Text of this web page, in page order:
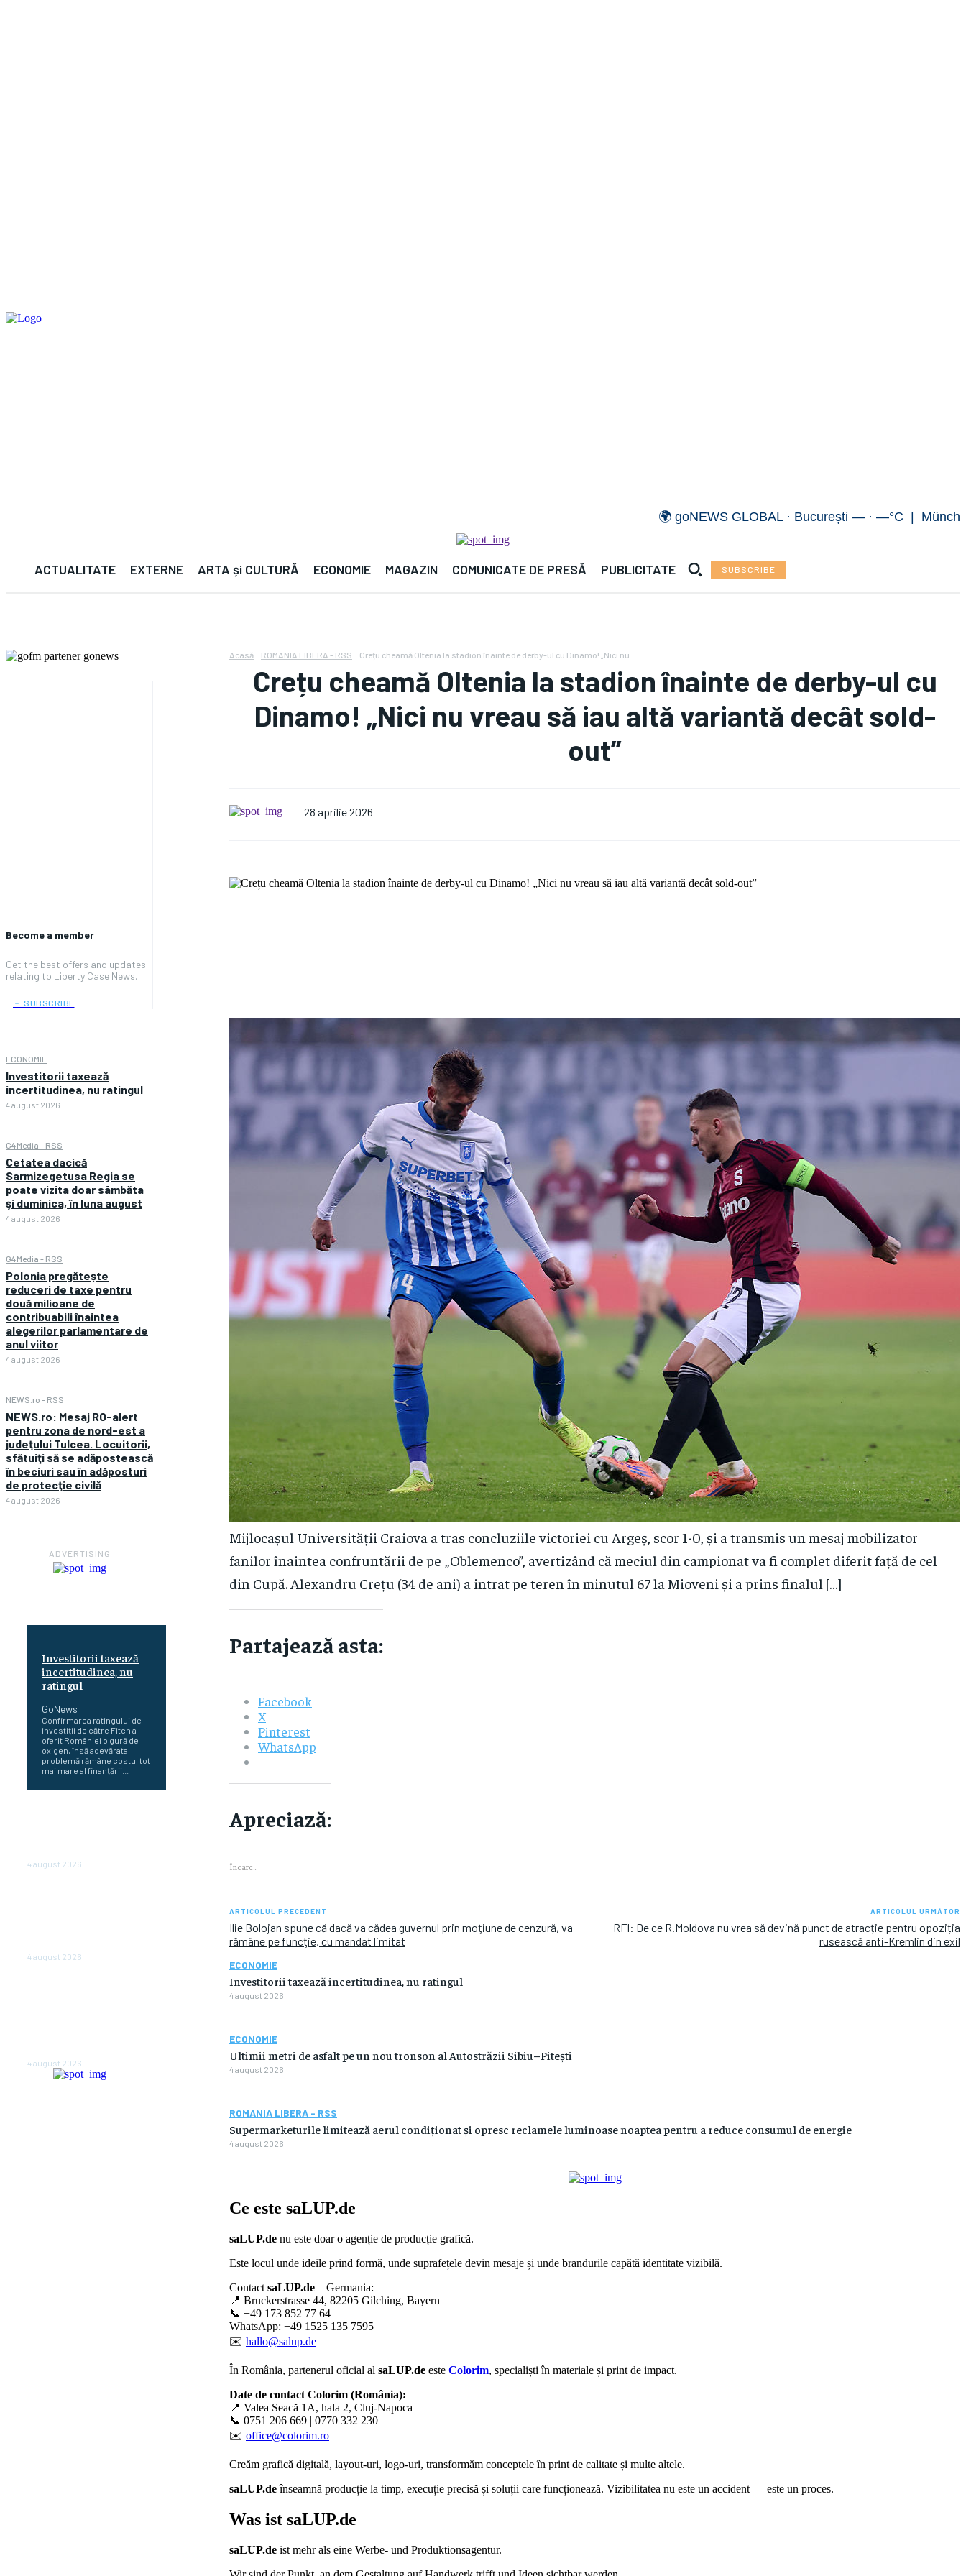
🌍 goNEWS GLOBAL · București — · —°C |
ACTUALITATE EXTERNE ARTA și CULTURĂ ECONOMIE MAGAZIN COMUNICATE DE PRESĂ PUBLICITATE SUBSCRIBE
Become a member
Get the best offers and updates
relating to Liberty Case News.
﹢ SUBSCRIBE
ECONOMIE
Investitorii taxează
incertitudinea, nu ratingul
4 august 2026
G4Media - RSS
Cetatea dacică
Sarmizegetusa Regia se
poate vizita doar sâmbăta
şi duminica, în luna august
4 august 2026
G4Media - RSS
Polonia pregătește
reduceri de taxe pentru
două milioane de
contribuabili înaintea
alegerilor parlamentare de
anul viitor
4 august 2026
NEWS.ro - RSS
NEWS.ro: Mesaj RO-alert
pentru zona de nord-est a
judeţului Tulcea. Locuitorii,
sfătuiţi să se adăpostească
în beciuri sau în adăposturi
de protecţie civilă
4 august 2026
― ADVERTISING ―
Investitorii taxează
incertitudinea, nu
ratingul
GoNews
Confirmarea ratingului de
investiții de către Fitch a
oferit României o gură de
oxigen, însă adevărata
problemă rămâne costul tot
mai mare al finanțării...
4 august 2026
4 august 2026
4 august 2026
Acasă ROMANIA LIBERA - RSS Crețu cheamă Oltenia la stadion înainte de derby-ul cu Dinamo! „Nici nu...
Crețu cheamă Oltenia la stadion înainte de derby-ul cu
Dinamo! „Nici nu vreau să iau altă variantă decât sold-
out”
28 aprilie 2026
Mijlocașul Universității Craiova a tras concluziile victoriei cu Argeș, scor 1-0, și a transmis un mesaj mobilizator
fanilor înaintea confruntării de pe „Oblemenco”, avertizând că meciul din campionat va fi complet diferit față de cel
din Cupă. Alexandru Crețu (34 de ani) a intrat pe teren în minutul 67 la Mioveni și a prins finalul […]
Partajează asta:
Facebook
X
Pinterest
WhatsApp
Apreciază:
Încarc...
ARTICOLUL PRECEDENT
Ilie Bolojan spune că dacă va cădea guvernul prin moţiune de cenzură, va
rămâne pe funcţie, cu mandat limitat
ARTICOLUL URMĂTOR
RFI: De ce R.Moldova nu vrea să devină punct de atracție pentru opoziția
rusească anti-Kremlin din exil
ECONOMIE
Investitorii taxează incertitudinea, nu ratingul
4 august 2026
ECONOMIE
Ultimii metri de asfalt pe un nou tronson al Autostrăzii Sibiu–Pitești
4 august 2026
ROMANIA LIBERA - RSS
Supermarketurile limitează aerul condiționat și opresc reclamele luminoase noaptea pentru a reduce consumul de energie
4 august 2026
Ce este saLUP.de
saLUP.de nu este doar o agenție de producție grafică.
Este locul unde ideile prind formă, unde suprafețele devin mesaje și unde brandurile capătă identitate vizibilă.
Contact saLUP.de – Germania:
📍 Bruckerstrasse 44, 82205 Gilching, Bayern
📞 +49 173 852 77 64
WhatsApp: +49 1525 135 7595
✉️ hallo@salup.de
În România, partenerul oficial al saLUP.de este Colorim, specialiști în materiale și print de impact.
Date de contact Colorim (România):
📍 Valea Seacă 1A, hala 2, Cluj-Napoca
📞 0751 206 669 | 0770 332 230
✉️ office@colorim.ro
Creăm grafică digitală, layout-uri, logo-uri, transformăm conceptele în print de calitate și multe altele.
saLUP.deînseamnă producție la timp, execuție precisă și soluții care funcționează. Vizibilitatea nu este un accident — este un proces.
Was ist saLUP.de
saLUP.de ist mehr als eine Werbe- und Produktionsagentur.